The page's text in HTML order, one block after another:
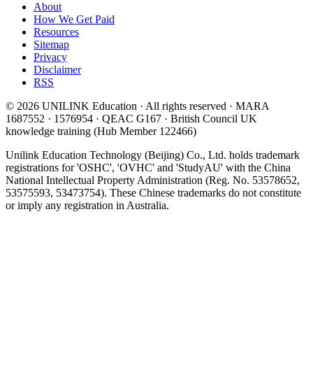
About
How We Get Paid
Resources
Sitemap
Privacy
Disclaimer
RSS
© 2026 UNILINK Education · All rights reserved · MARA
1687552 · 1576954 · QEAC G167 · British Council UK
knowledge training (Hub Member 122466)
Unilink Education Technology (Beijing) Co., Ltd. holds trademark
registrations for 'OSHC', 'OVHC' and 'StudyAU' with the China
National Intellectual Property Administration (Reg. No. 53578652,
53575593, 53473754). These Chinese trademarks do not constitute
or imply any registration in Australia.